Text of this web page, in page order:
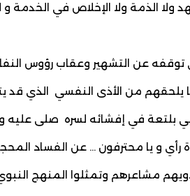
ولا الذمة ولا الإخلاص في
عن التشهير وعقاب رؤوس النفاق
يلحقهم من الأذى النفسي الذي قد
بلتعة في إفشائه لسره صلى عليه
رأي و يا محترفون ... عن الفساد
مشاعرهم وتمثلوا المنهج